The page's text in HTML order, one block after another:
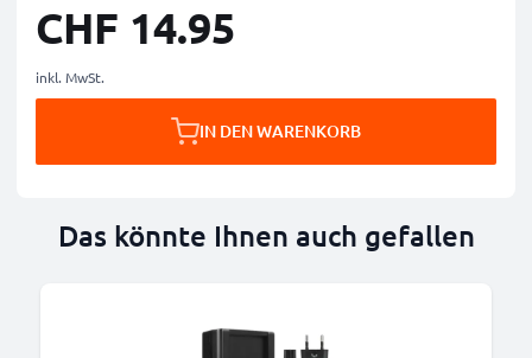
CHF 14.95
inkl. MwSt.
IN DEN WARENKORB
Das könnte Ihnen auch gefallen